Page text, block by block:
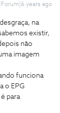
years ago
na
existir,
não
imagem
funciona
o EPG
para